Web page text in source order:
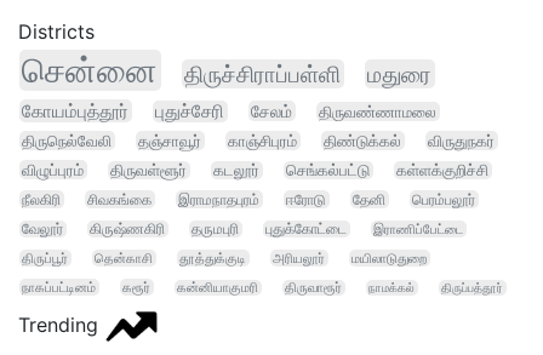
Districts
சென்னை திருச்சிராப்பள்ளி மதுரை
கோயம்புத்தூர் புதுச்சேரி சேலம்
திருவண்ணாமலை
திருநெல்வேலி
தஞ்சாவூர் காஞ்சிபுரம் திண்டுக்கல்
விருதுநகர்
விழுப்புரம்
திருவள்ளூர் கடலூர் செங்கல்பட்டு
கள்ளக்குறிச்சி
நீலகிரி
சிவகங்கை இராமநாதபுரம் ஈரோடு தேனி பெரம்பலூர்
வேலூர் கிருஷ்ணகிரி தருமபுரி புதுக்கோட்டை
இராணிப்பேட்டை
திருப்பூர்
தென்காசி தூத்துக்குடி அரியலூர்
மயிலாடுதுறை
நாகப்பட்டினம்
கரூர் கன்னியாகுமரி திருவாரூர் நாமக்கல் திருப்பத்தூர்
Trending